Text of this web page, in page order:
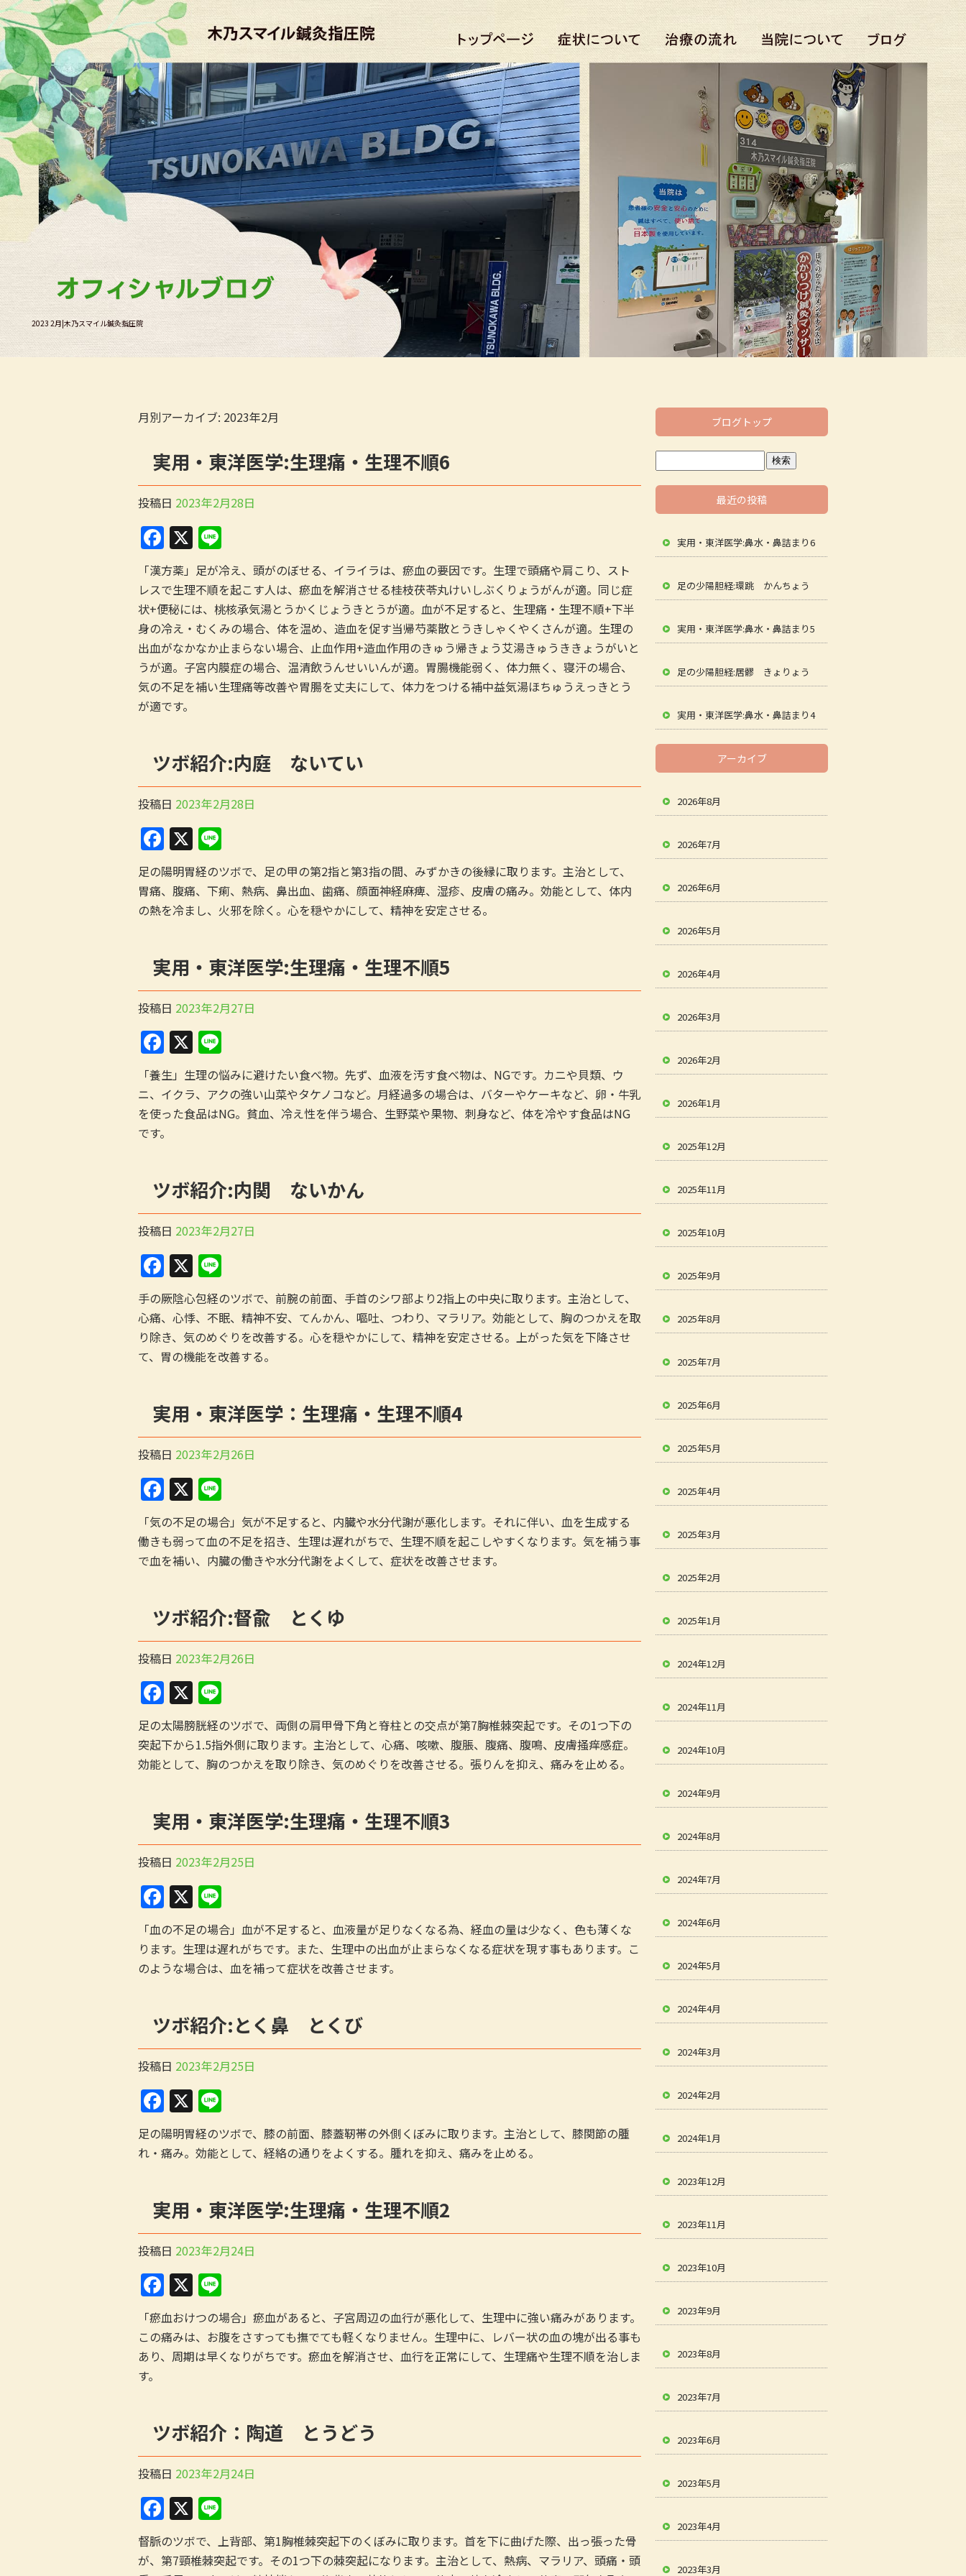
2023 2月|木乃スマイル鍼灸指圧院
月別アーカイブ: 2023年2月
実用・東洋医学:生理痛・生理不順6
投稿日 2023年2月28日
F
a
c
e
b
o
o
k
X
n
e
「漢方薬」足が冷え、頭がのぼせる、イライラは、瘀血の要因です。生理で頭痛や肩こり、スト
レスで生理不順を起こす人は、瘀血を解消させる桂枝茯苓丸けいしぶくりょうがんが適。同じ症
状+便秘には、桃核承気湯とうかくじょうきとうが適。血が不足すると、生理痛・生理不順+下半
身の冷え・むくみの場合、体を温め、造血を促す当帰芍薬散とうきしゃくやくさんが適。生理の
出血がなかなか止まらない場合、止血作用+造血作用のきゅう帰きょう艾湯きゅうききょうがいと
うが適。子宮内膜症の場合、温清飲うんせいいんが適。胃腸機能弱く、体力無く、寝汗の場合、
気の不足を補い生理痛等改善や胃腸を丈夫にして、体力をつける補中益気湯ほちゅうえっきとう
が適です。
ツボ紹介:内庭 ないてい
投稿日 2023年2月28日
F
a
c
e
o
o
k
X
n
e
足の陽明胃経のツボで、足の甲の第2指と第3指の間、みずかきの後縁に取ります。主治として、
胃痛、腹痛、下痢、熱病、鼻出血、歯痛、顔面神経麻痺、湿疹、皮膚の痛み。効能として、体内
の熱を冷まし、火邪を除く。心を穏やかにして、精神を安定させる。
実用・東洋医学:生理痛・生理不順5
投稿日 2023年2月27日
F
a
c
e
o
k
X
n
e
「養生」生理の悩みに避けたい食べ物。先ず、血液を汚す食べ物は、NGです。カニや貝類、ウ
ニ、イクラ、アクの強い山菜やタケノコなど。月経過多の場合は、バターやケーキなど、卵・牛乳
を使った食品はNG。貧血、冷え性を伴う場合、生野菜や果物、刺身など、体を冷やす食品はNG
です。
ツボ紹介:内関 ないかん
投稿日 2023年2月27日
F
a
c
e
b
o
k
X
n
e
手の厥陰心包経のツボで、前腕の前面、手首のシワ部より2指上の中央に取ります。主治として、
心痛、心悸、不眠、精神不安、てんかん、嘔吐、つわり、マラリア。効能として、胸のつかえを取
り除き、気のめぐりを改善する。心を穏やかにして、精神を安定させる。上がった気を下降させ
て、胃の機能を改善する。
実用・東洋医学：生理痛・生理不順4
投稿日 2023年2月26日
F
a
c
e
o
o
k
X
n
e
「気の不足の場合」気が不足すると、内臓や水分代謝が悪化します。それに伴い、血を生成する
働きも弱って血の不足を招き、生理は遅れがちで、生理不順を起こしやすくなります。気を補う事
で血を補い、内臓の働きや水分代謝をよくして、症状を改善させます。
ツボ紹介:督兪 とくゆ
投稿日 2023年2月26日
F
a
c
e
o
o
k
X
n
e
足の太陽膀胱経のツボで、両側の肩甲骨下角と脊柱との交点が第7胸椎棘突起です。その1つ下の
突起下から1.5指外側に取ります。主治として、心痛、咳嗽、腹脹、腹痛、腹鳴、皮膚掻痒感症。
効能として、胸のつかえを取り除き、気のめぐりを改善させる。張りんを抑え、痛みを止める。
実用・東洋医学:生理痛・生理不順3
投稿日 2023年2月25日
F
a
c
e
o
o
k
X
n
e
「血の不足の場合」血が不足すると、血液量が足りなくなる為、経血の量は少なく、色も薄くな
ります。生理は遅れがちです。また、生理中の出血が止まらなくなる症状を現す事もあります。こ
のような場合は、血を補って症状を改善させます。
ツボ紹介:とく鼻 とくび
投稿日 2023年2月25日
F
a
c
e
o
o
k
X
n
e
足の陽明胃経のツボで、膝の前面、膝蓋靭帯の外側くぼみに取ります。主治として、膝関節の腫
れ・痛み。効能として、経絡の通りをよくする。腫れを抑え、痛みを止める。
実用・東洋医学:生理痛・生理不順2
投稿日 2023年2月24日
F
a
c
e
o
k
X
n
e
「瘀血おけつの場合」瘀血があると、子宮周辺の血行が悪化して、生理中に強い痛みがあります。
この痛みは、お腹をさすっても撫でても軽くなりません。生理中に、レバー状の血の塊が出る事も
あり、周期は早くなりがちです。瘀血を解消させ、血行を正常にして、生理痛や生理不順を治しま
す。
ツボ紹介：陶道 とうどう
投稿日 2023年2月24日
F
a
c
X
n
e
督脈のツボで、上背部、第1胸椎棘突起下のくぼみに取ります。首を下に曲げた際、出っ張った骨
が、第7頸椎棘突起です。その1つ下の棘突起になります。主治として、熱病、マラリア、頭痛・頭
ブログトップ
最近の投稿
実用・東洋医学:鼻水・鼻詰まり6
足の少陽胆経:環跳 かんちょう
実用・東洋医学:鼻水・鼻詰まり5
足の少陽胆経:居髎 きょりょう
実用・東洋医学:鼻水・鼻詰まり4
アーカイブ
2026年8月
2026年7月
2026年6月
2026年5月
2026年4月
2026年3月
2026年2月
2026年1月
2025年12月
2025年11月
2025年10月
2025年9月
2025年8月
2025年7月
2025年6月
2025年5月
2025年4月
2025年3月
2025年2月
2025年1月
2024年12月
2024年11月
2024年10月
2024年9月
2024年8月
2024年7月
2024年6月
2024年5月
2024年4月
2024年3月
2024年2月
2024年1月
2023年12月
2023年11月
2023年10月
2023年9月
2023年8月
2023年7月
2023年6月
2023年5月
2023年4月
2023年3月